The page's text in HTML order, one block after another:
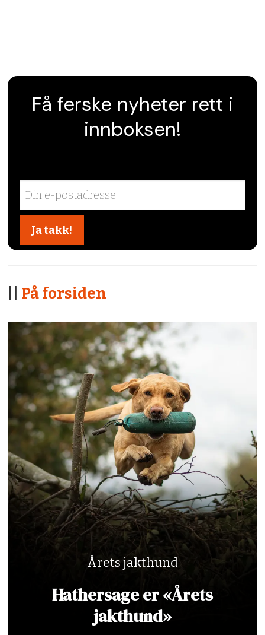
Få ferske nyheter rett i
innboksen!
På forsiden
Årets jakthund
Hathersage er «Årets
jakthund»